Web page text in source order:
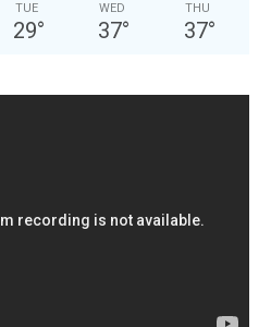
TUE
29°
WED
37°
THU
37°